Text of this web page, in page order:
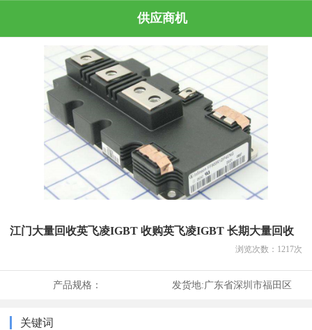
供应商机
江门大量回收英飞凌IGBT 收购英飞凌IGBT 长期大量回收
浏览次数： 1217次
产品规格： 发货地:广东省深圳市福田区
关键词